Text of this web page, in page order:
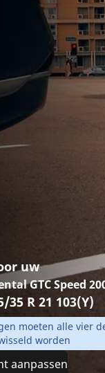
uw
GTC Speed
35 R 21 103(Y)
moeten alle vier
worden
aanpassen